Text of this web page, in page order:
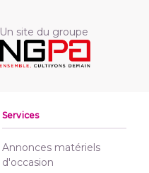
Un site du groupe
Services
Annonces matériels
d'occasion